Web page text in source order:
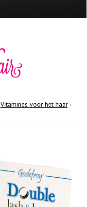
Vitamines voor het haar ›